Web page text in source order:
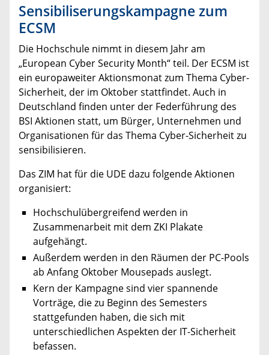
Sensibiliserungskampagne zum
ECSM
Die Hochschule nimmt in diesem Jahr am
„European Cyber Security Month“ teil. Der ECSM ist
ein europaweiter Aktionsmonat zum Thema Cyber-
Sicherheit, der im Oktober stattfindet. Auch in
Deutschland finden unter der Federführung des
BSI Aktionen statt, um Bürger, Unternehmen und
Organisationen für das Thema Cyber-Sicherheit zu
sensibilisieren.
Das ZIM hat für die UDE dazu folgende Aktionen
organisiert:
Hochschulübergreifend werden in
Zusammenarbeit mit dem ZKI Plakate
aufgehängt.
Außerdem werden in den Räumen der PC-Pools
ab Anfang Oktober Mousepads auslegt.
Kern der Kampagne sind vier spannende
Vorträge, die zu Beginn des Semesters
stattgefunden haben, die sich mit
unterschiedlichen Aspekten der IT-Sicherheit
befassen.